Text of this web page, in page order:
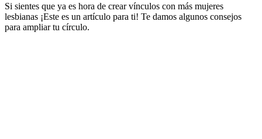
Si sientes que ya es hora de crear vínculos con más mujeres
lesbianas ¡Este es un artículo para ti! Te damos algunos consejos
para ampliar tu círculo.